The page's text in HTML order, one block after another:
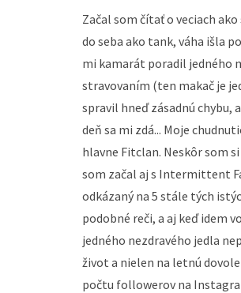
Začal som čítať o veciach
do seba ako tank, váha išla
mi kamarát poradil jedného
stravovaním (ten makač je
spravil hneď zásadnú chybu,
deň sa mi zdá... Moje
hlavne Fitclan. Neskôr som
som začal aj s Intermittent
odkázaný na 5 stále tých
podobné reči, a aj keď idem
jedného nezdravého jedla
život a nielen na letnú
počtu followerov na